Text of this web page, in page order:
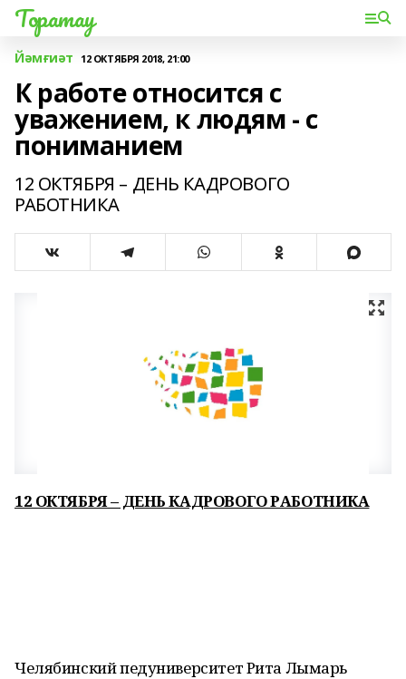
Торатау
Йәмғиәт 12 ОКТЯБРЯ 2018, 21:00
К работе относится с
уважением, к людям - с
пониманием
12 ОКТЯБРЯ – ДЕНЬ КАДРОВОГО
РАБОТНИКА
12 ОКТЯБРЯ – ДЕНЬ КАДРОВОГО РАБОТНИКА
Челябинский педуниверситет Рита Лымарь